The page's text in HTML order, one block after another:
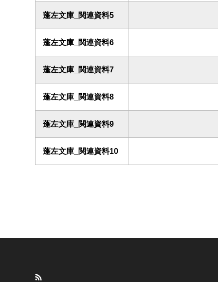
蓬左文庫_関連資料5
蓬左文庫_関連資料6
蓬左文庫_関連資料7
蓬左文庫_関連資料8
蓬左文庫_関連資料9
蓬左文庫_関連資料10